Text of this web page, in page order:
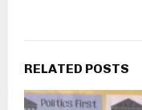
RELATED POSTS